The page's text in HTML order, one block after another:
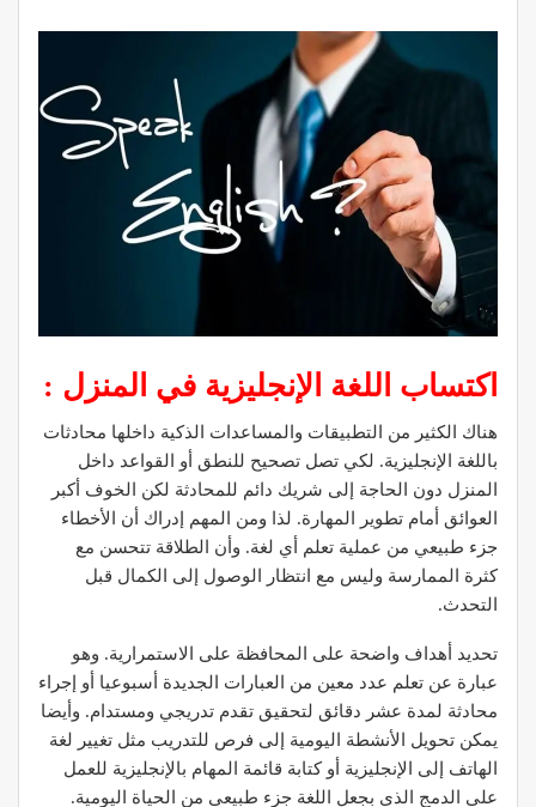
اكتساب اللغة الإنجليزية في المنزل :
هناك الكثير من التطبيقات والمساعدات الذكية داخلها محادثات
باللغة الإنجليزية. لكي تصل تصحيح للنطق أو القواعد داخل
المنزل دون الحاجة إلى شريك دائم للمحادثة لكن الخوف أكبر
العوائق أمام تطوير المهارة. لذا ومن المهم إدراك أن الأخطاء
جزء طبيعي من عملية تعلم أي لغة. وأن الطلاقة تتحسن مع
كثرة الممارسة وليس مع انتظار الوصول إلى الكمال قبل
التحدث.
تحديد أهداف واضحة على المحافظة على الاستمرارية. وهو
عبارة عن تعلم عدد معين من العبارات الجديدة أسبوعيا أو إجراء
محادثة لمدة عشر دقائق لتحقيق تقدم تدريجي ومستدام. وأيضا
يمكن تحويل الأنشطة اليومية إلى فرص للتدريب مثل تغيير لغة
الهاتف إلى الإنجليزية أو كتابة قائمة المهام بالإنجليزية للعمل
علي الدمج الذي بجعل اللغة جزء طبيعي من الحياة اليومية.